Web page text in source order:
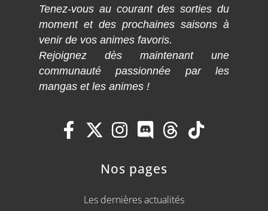
Tenez-vous au courant des sorties du
moment et des prochaines saisons à
venir de vos animes favoris.
Rejoignez dès maintenant une
communauté passionnée par les
mangas et les animes !
Nos pages
Les dernières actualités